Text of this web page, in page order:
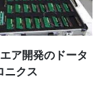
ア開発のドータ
クス